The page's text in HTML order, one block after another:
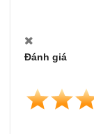
Đánh giá